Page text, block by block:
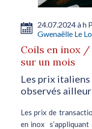
24.07.2024 à h
Gwenaëlle Le
Coils en inox /
sur un mois
Les prix
observés
Les prix de
en inox s’appliquant